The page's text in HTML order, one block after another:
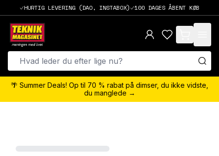
HURTIG LEVERING (DAO, INSTABOX) 100 DAGES ÅBENT KØB
items in cart,
🌴 Summer Deals! Op til 70 % rabat på dimser, du ikke vidste,
du manglede →